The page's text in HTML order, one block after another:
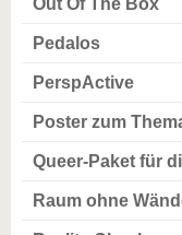
Out Of The Box
Pedalos
PerspActive
Poster zum
Queer-Paket für
Raum ohne